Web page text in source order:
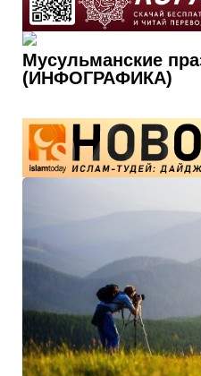
Мусульманские
(ИНФОГРАФИКА)